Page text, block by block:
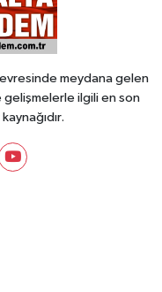
meydana gelen
ilgili en son